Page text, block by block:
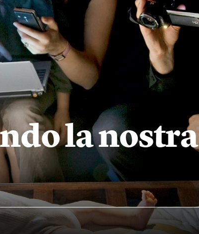
la nostra